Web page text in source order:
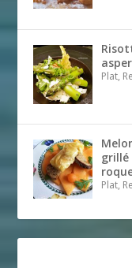
Plat,
grillé
Plat,